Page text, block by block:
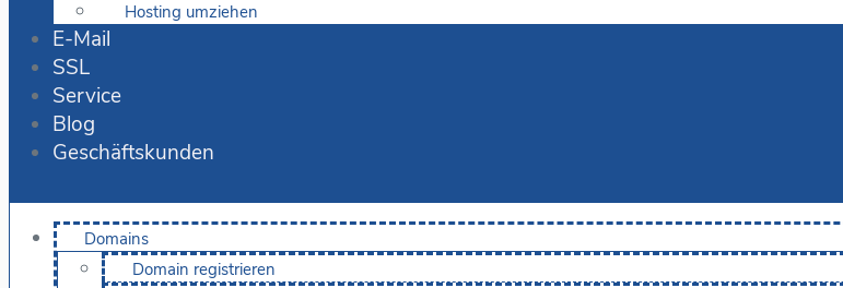
Hosting umziehen
E-Mail
SSL
Service
Blog
Geschäftskunden
Domains
Domain registrieren